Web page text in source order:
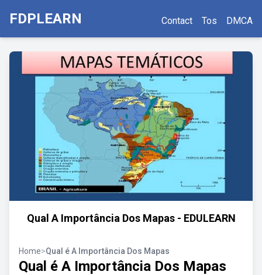
FDPLEARN Contact Tos DMCA
Qual A Importância Dos Mapas - EDULEARN
Home>Qual é A Importância Dos Mapas
Qual é A Importância Dos Mapas